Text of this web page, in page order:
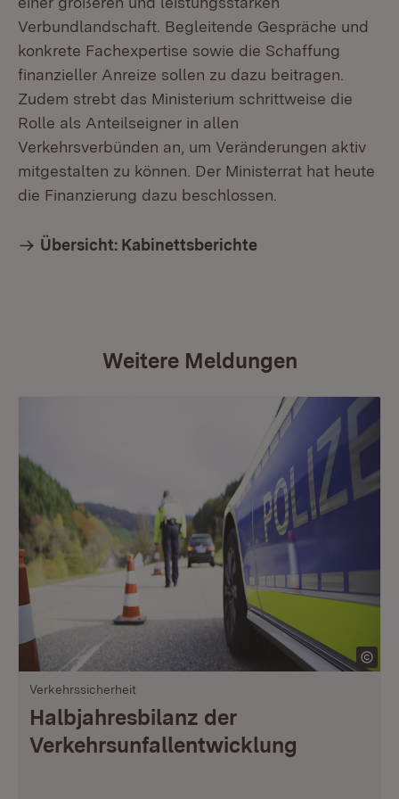
Verbundlandschaft. Begleitende Gespräche und
konkrete Fachexpertise sowie die Schaffung
finanzieller Anreize sollen zu dazu beitragen.
Zudem strebt das Ministerium schrittweise die
Rolle als Anteilseigner in allen
Verkehrsverbünden an, um Veränderungen aktiv
mitgestalten zu können. Der Ministerrat hat heute
die Finanzierung dazu beschlossen.
Übersicht: Kabinettsberichte
Weitere Meldungen
Verkehrssicherheit
Halbjahresbilanz der
Verkehrsunfallentwicklung